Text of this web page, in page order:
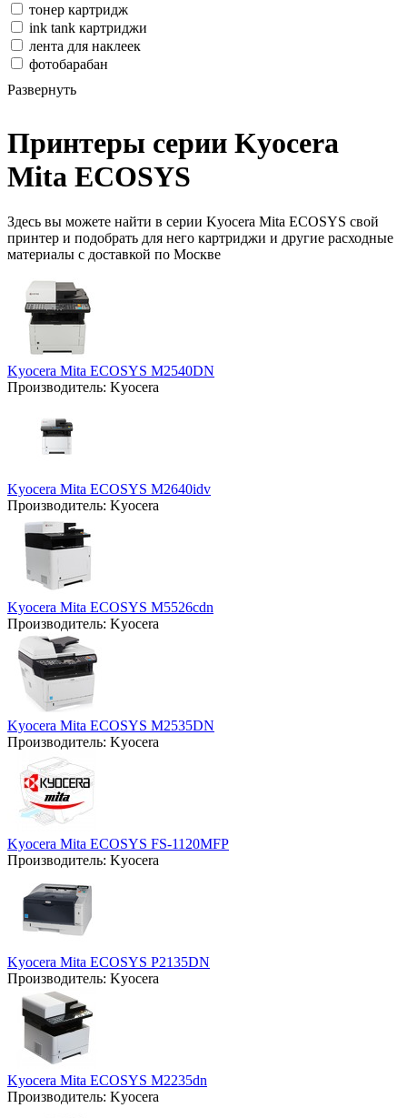
тонер картридж
ink tank картриджи
лента для наклеек
фотобарабан
Развернуть
Принтеры серии Kyocera
Mita ECOSYS
Здесь вы можете найти в серии Kyocera Mita ECOSYS свой
принтер и подобрать для него картриджи и другие расходные
материалы с доставкой по Москве
Kyocera Mita ECOSYS M2540DN
Производитель: Kyocera
Kyocera Mita ECOSYS M2640idv
Производитель: Kyocera
Kyocera Mita ECOSYS M5526cdn
Производитель: Kyocera
Kyocera Mita ECOSYS M2535DN
Производитель: Kyocera
Kyocera Mita ECOSYS FS-1120MFP
Производитель: Kyocera
Kyocera Mita ECOSYS P2135DN
Производитель: Kyocera
Kyocera Mita ECOSYS M2235dn
Производитель: Kyocera